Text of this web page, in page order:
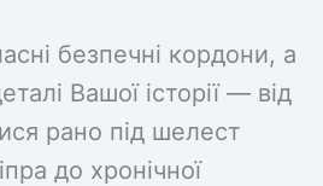
безпечні кордони, а
Вашої історії — від
рано під шелест
до хронічної